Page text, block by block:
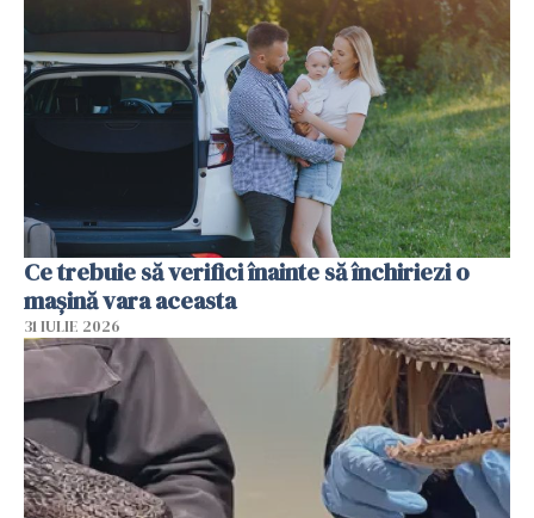
Ce trebuie să verifici înainte să închiriezi o
mașină vara aceasta
31 IULIE 2026